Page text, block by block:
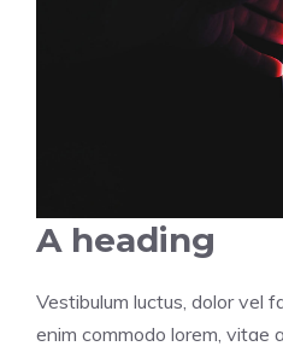
A heading
Vestibulum luctus, dolor vel
enim commodo lorem, vitae